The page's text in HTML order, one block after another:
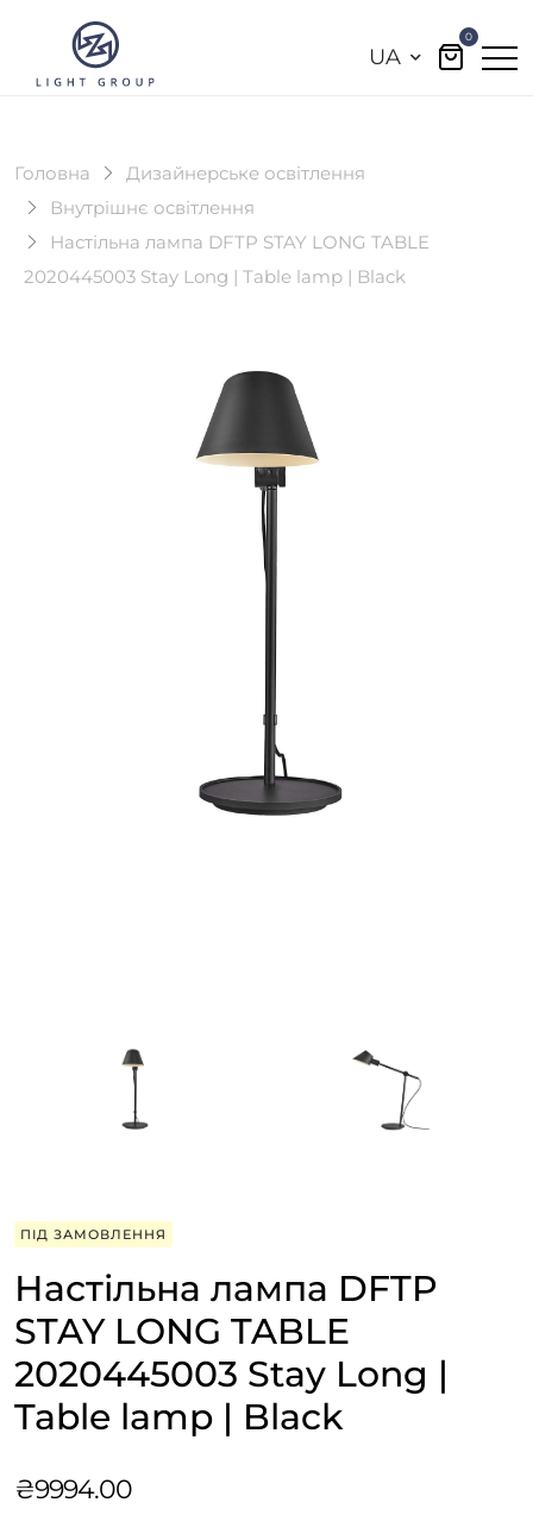
UA
0
Головна
Дизайнерське освітлення
Внутрішнє освітлення
Настільна лампа DFTP STAY LONG TABLE
2020445003 Stay Long | Table lamp | Black
ПІД ЗАМОВЛЕННЯ
Настільна лампа DFTP
STAY LONG TABLE
2020445003 Stay Long |
Table lamp | Black
₴9994.00